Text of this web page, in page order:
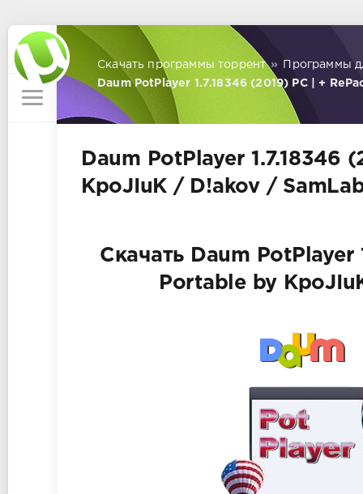
Скачать программы торрент »
Программы
Daum PotPlayer 1.7.18346 (2019) PC | +
Daum PotPlayer 1.7.18346
KpoJIuK / D!akov /
Скачать Daum PotPlayer
Portable by